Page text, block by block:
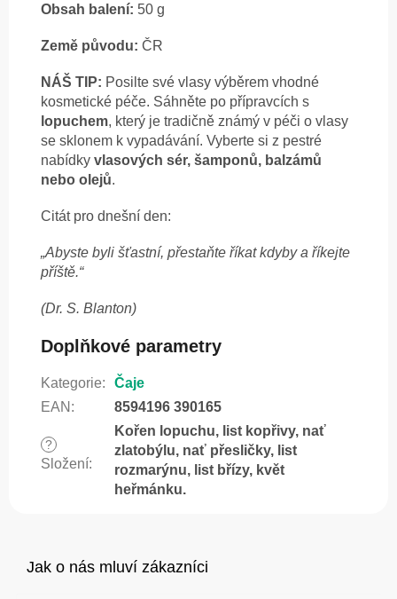
Obsah balení: 50 g
Země původu: ČR
NÁŠ TIP: Posilte své vlasy výběrem vhodné
kosmetické péče. Sáhněte po přípravcích s
lopuchem, který je tradičně známý v péči o vlasy
se sklonem k vypadávání. Vyberte si z pestré
nabídky vlasových sér, šamponů, balzámů
nebo olejů.
Citát pro dnešní den:
„Abyste byli šťastní, přestaňte říkat kdyby a říkejte
příště.“
(Dr. S. Blanton)
Doplňkové parametry
Kategorie:
Čaje
EAN : 8594196 390165
?
Složení:
Kořen lopuchu, list kopřivy, nať
zlatobýlu, nať přesličky, list
rozmarýnu, list břízy, květ
heřmánku.